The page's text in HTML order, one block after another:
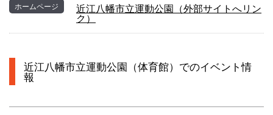
ホームページ 近江八幡市立運動公園（外部サイトへリン
ク）
近江八幡市立運動公園（体育館）でのイベント情
報